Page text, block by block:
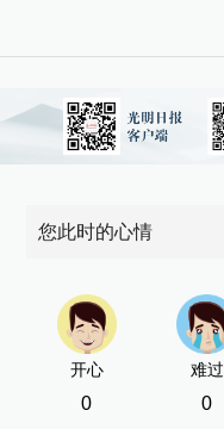
您此时的心情
开心
0
难过
0